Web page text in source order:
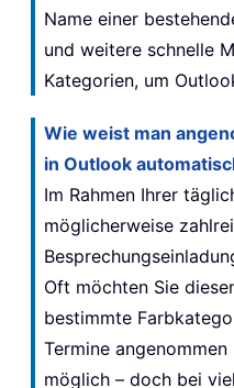
Name einer
und weitere schnelle
Kategorien, um
Wie weist man
in Outlook
Im Rahmen Ihrer
möglicherweise
Oft möchten Sie
bestimmte
Termine
möglich – doch bei